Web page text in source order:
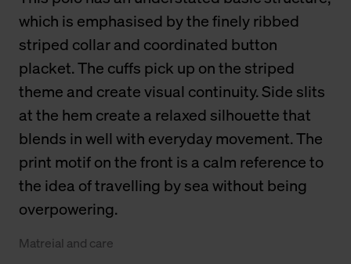
which is emphasised by the finely ribbed
striped collar and coordinated button
placket. The cuffs pick up on the striped
theme and create visual continuity. Side slits
at the hem create a relaxed silhouette that
blends in well with everyday movement. The
print motif on the front is a calm reference to
the idea of travelling by sea without being
overpowering.
Matreial and care